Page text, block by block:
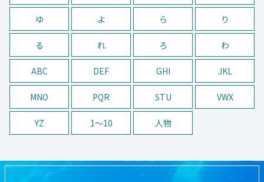
ゆ よ ら り
る れ ろ わ
ABC DEF GHI JKL
MNO PQR STU VWX
YZ 1〜10 人物